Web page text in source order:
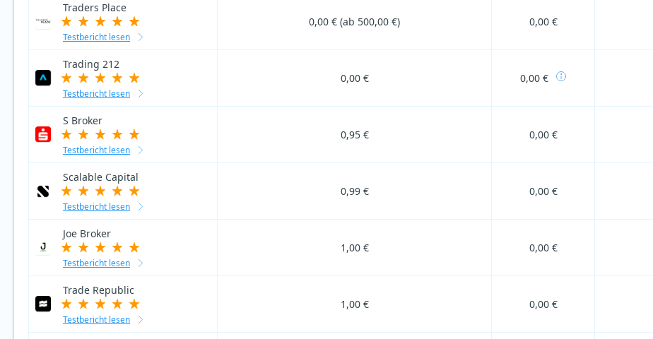
Traders Place
Testbericht lesen
0,00 € (ab 500,00 €) 0,00 €
Trading 212
Testbericht lesen
0,00 € 0,00 €
S Broker
Testbericht lesen
0,95 € 0,00 €
Scalable Capital
Testbericht lesen
0,99 € 0,00 €
Joe Broker
Testbericht lesen
1,00 € 0,00 €
Trade Republic
Testbericht lesen
1,00 € 0,00 €